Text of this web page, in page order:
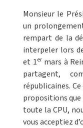
Monsieur le
un
rempart de la
interpeler lors
et 1ermars à
partagent,
républicaines.
propositions que
toute la CPU,
vous acceptiez